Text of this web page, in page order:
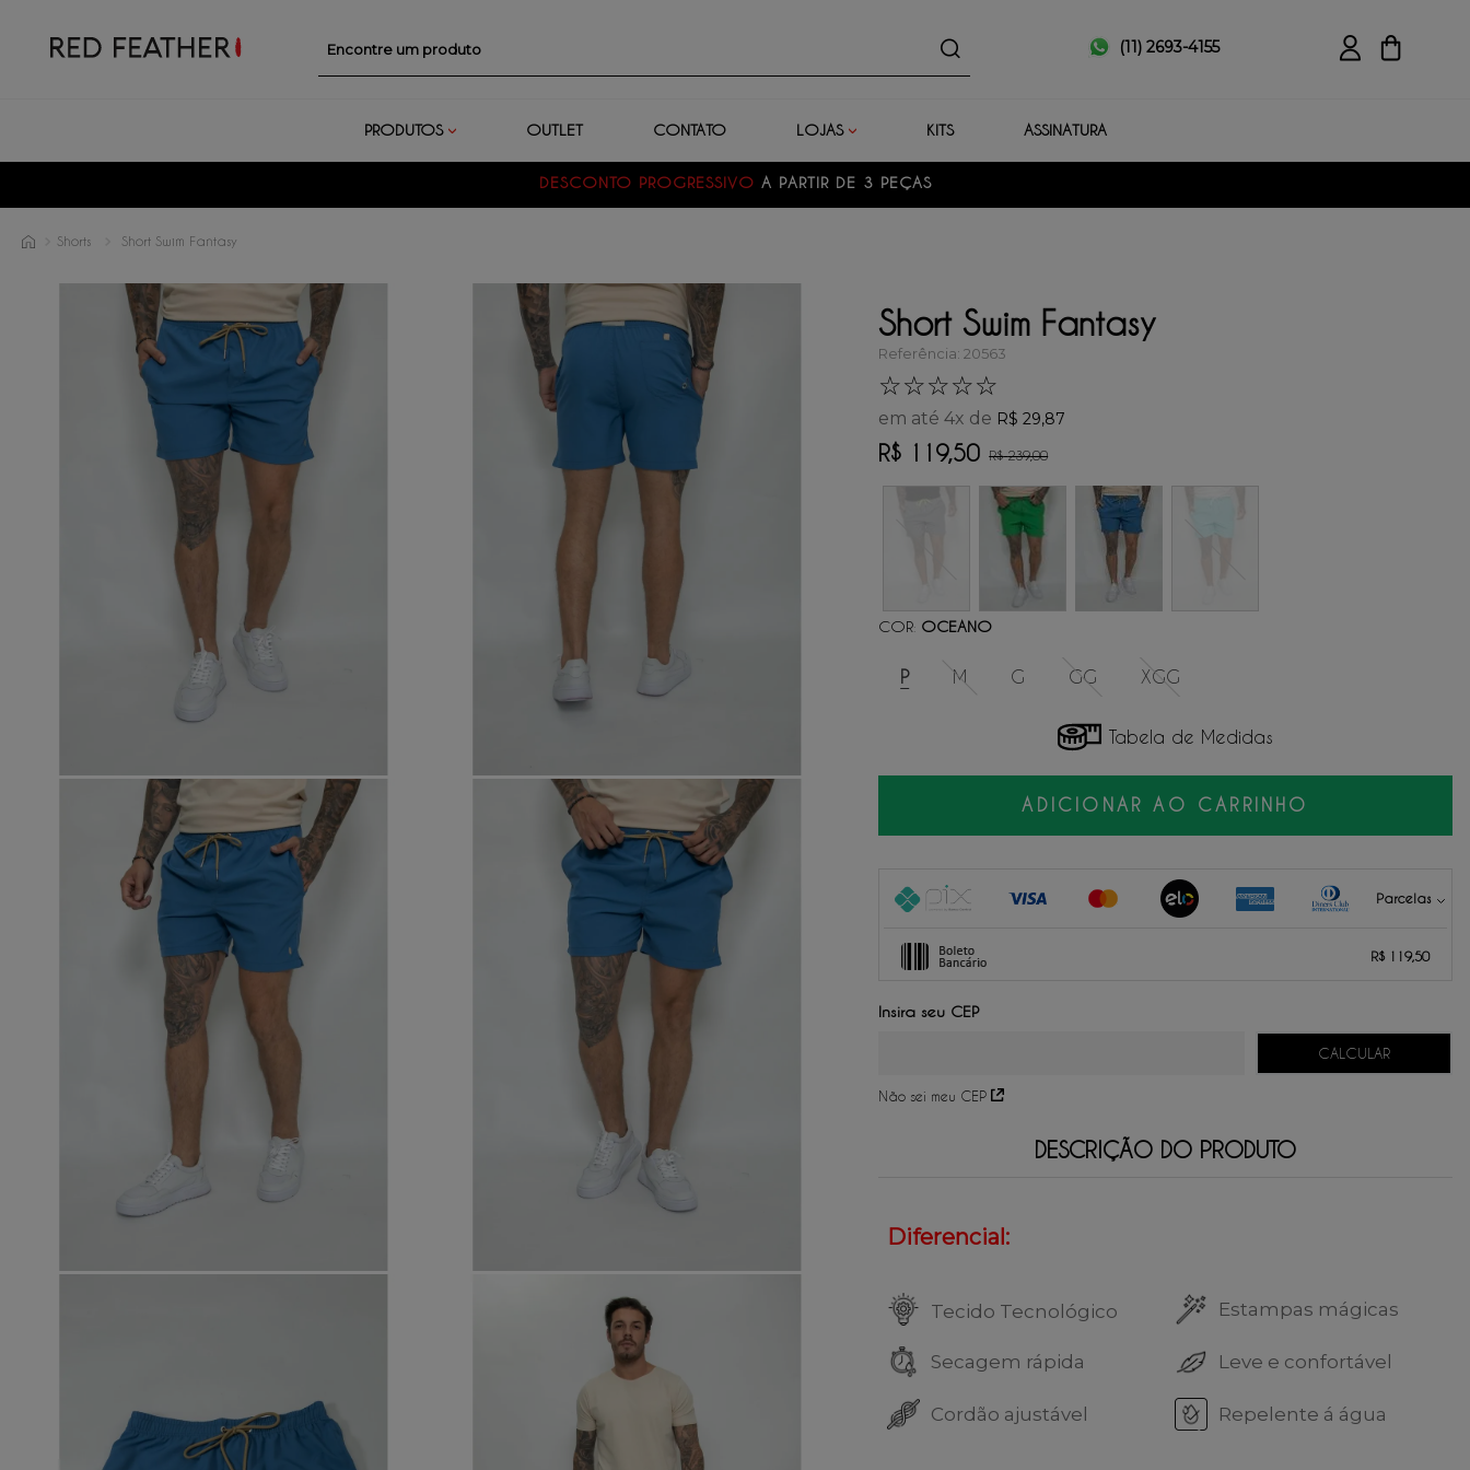
(11) 2693-4155
PRODUTOS OUTLET CONTATO LOJAS KITS ASSINATURA
DESCONTO PROGRESSIVO A PARTIR DE 3 PEÇAS
Shorts Short Swim Fantasy
Short Swim Fantasy
Referência:20563
☆☆☆☆☆
em até4x de R$ 29,87
R$ 119,50 R$ 239,00
P M G GG XGG
COR: OCEANO
Tabela de Medidas
ADICIONAR AO CARRINHO
Parcelas
1 de R$ 119,50
3x de R$ 39,83
R$ 119,50
Não sei meu CEP
DESCRIÇÃO DO PRODUTO
Diferencial:
Tecido Tecnológico Estampas mágicas
Secagem rápida Leve e confortável
Cordão ajustável Repelente á água